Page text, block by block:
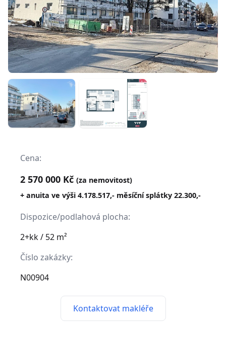
Cena:
2 570 000 Kč (za nemovitost)
+ anuita ve výši 4.178.517,- měsíční splátky 22.300,-
Dispozice/podlahová plocha:
2+kk / 52 m²
Číslo zakázky:
N00904
Kontaktovat makléře